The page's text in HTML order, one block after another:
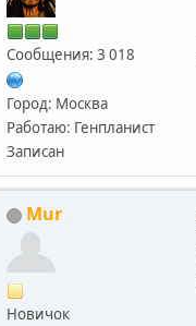
Сообщения: 3 018
Город: Москва
Работаю: Генпланист
Записан
Mur
Новичок